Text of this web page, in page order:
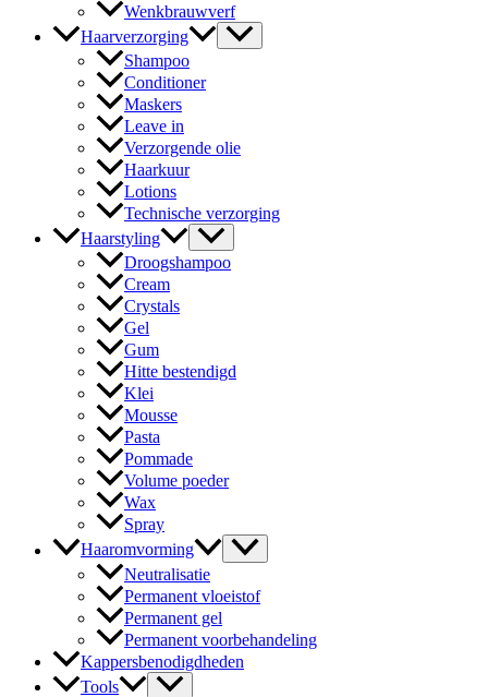
Wenkbrauwverf
Haarverzorging
Shampoo
Conditioner
Maskers
Leave in
Verzorgende olie
Haarkuur
Lotions
Technische verzorging
Haarstyling
Droogshampoo
Cream
Crystals
Gel
Gum
Hitte bestendigd
Klei
Mousse
Pasta
Pommade
Volume poeder
Wax
Spray
Haaromvorming
Neutralisatie
Permanent vloeistof
Permanent gel
Permanent voorbehandeling
Kappersbenodigdheden
Tools